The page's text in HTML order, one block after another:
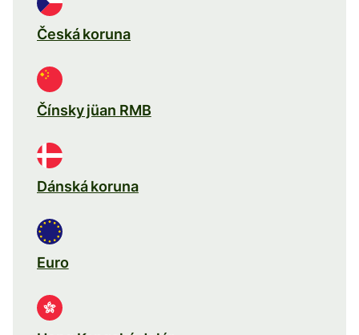
Česká koruna
Čínsky jüan RMB
Dánská koruna
Euro